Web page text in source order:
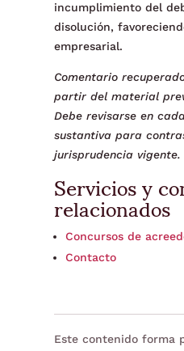
incumplimiento del
disolución,
empresarial.
Comentario
partir del material
Debe revisarse en
sustantiva para
jurisprudencia vigente.
Servicios y
relacionados
Concursos de
Contacto
Este contenido forma